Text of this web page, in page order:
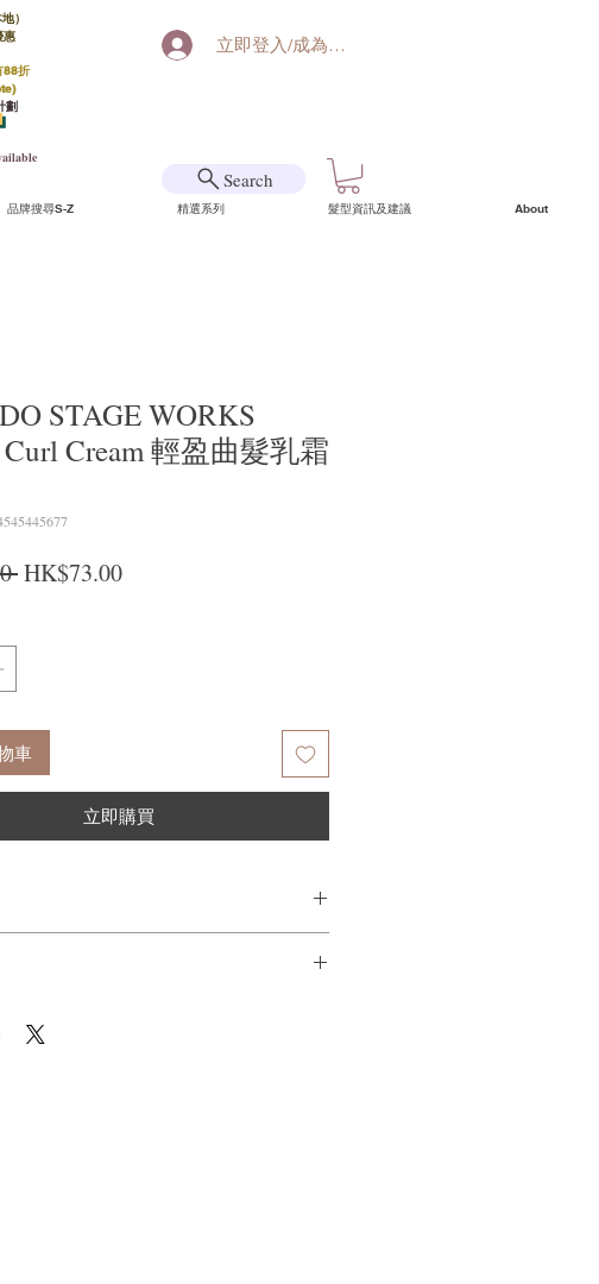
）​
惠
88折
劃
立即登入/成為會員
Search
品牌搜尋S-Z 精選系列 髮型資訊及建議 About
STAGE WORKS
Curl Cream 輕盈曲髮乳霜
一般價格
HK$73.00促銷價格
車
立即購買
。
需要在收到我們的產品後的前7天內通過電子郵